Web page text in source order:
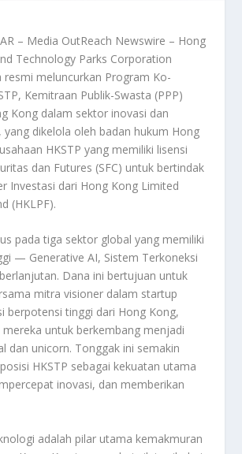
– Media OutReach Newswire – Hong
Technology Parks Corporation
resmi meluncurkan Program Ko-
Kemitraan Publik-Swasta (PPP)
Kong dalam sektor inovasi dan
dikelola oleh badan hukum Hong
HKSTP yang memiliki lisensi
dan Futures (SFC) untuk bertindak
Investasi dari Hong Kong Limited
(HKLPF).
pada tiga sektor global yang memiliki
— Generative AI, Sistem Terkoneksi
Dana ini bertujuan untuk
mitra visioner dalam startup
berpotensi tinggi dari Hong Kong,
untuk berkembang menjadi
dan unicorn. Tonggak ini semakin
HKSTP sebagai kekuatan utama
inovasi, dan memberikan
adalah pilar utama kemakmuran